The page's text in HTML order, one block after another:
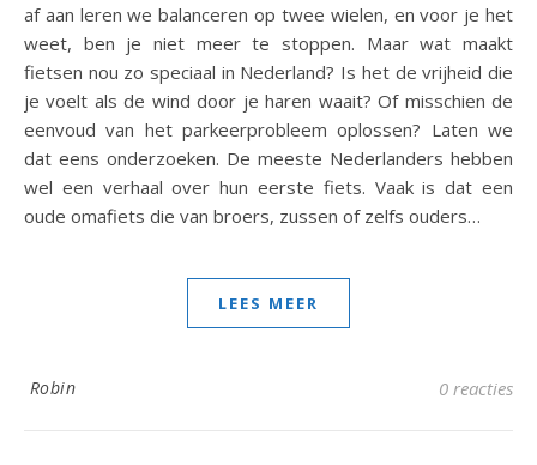
af aan leren we balanceren op twee wielen, en voor je het
weet, ben je niet meer te stoppen. Maar wat maakt
fietsen nou zo speciaal in Nederland? Is het de vrijheid die
je voelt als de wind door je haren waait? Of misschien de
eenvoud van het parkeerprobleem oplossen? Laten we
dat eens onderzoeken. De meeste Nederlanders hebben
wel een verhaal over hun eerste fiets. Vaak is dat een
oude omafiets die van broers, zussen of zelfs ouders…
LEES MEER
Robin 0 reacties